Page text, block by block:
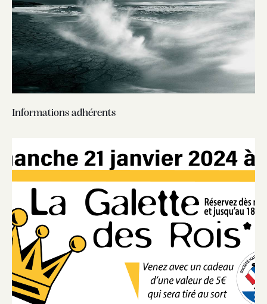
Informations adhérents